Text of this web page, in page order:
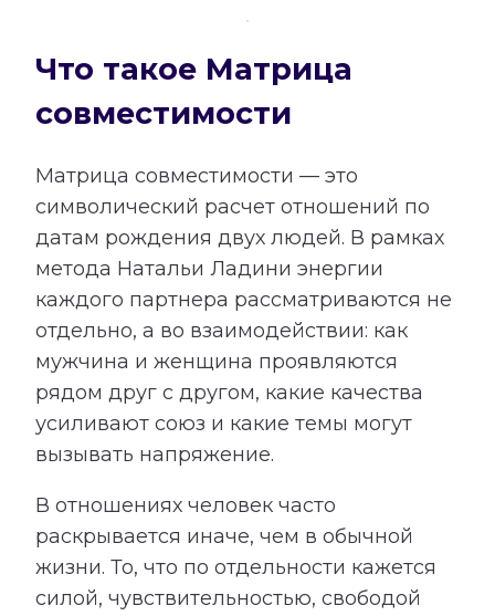
Что такое Матрица
совместимости
Матрица совместимости — это
символический расчет отношений по
датам рождения двух людей. В рамках
метода Натальи Ладини энергии
каждого партнера рассматриваются не
отдельно, а во взаимодействии: как
мужчина и женщина проявляются
рядом друг с другом, какие качества
усиливают союз и какие темы могут
вызывать напряжение.
В отношениях человек часто
раскрывается иначе, чем в обычной
жизни. То, что по отдельности кажется
силой, чувствительностью, свободой